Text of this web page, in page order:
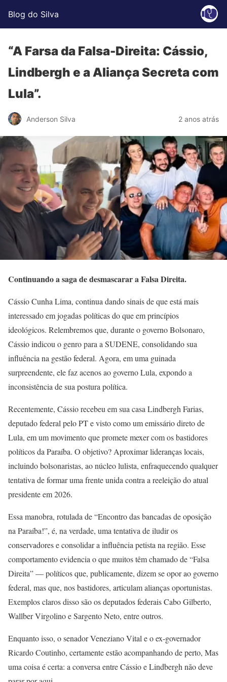
Blog do Silva
“A Farsa da Falsa-Direita: Cássio,
Lindbergh e a Aliança Secreta com
Lula”.
Anderson Silva 2 anos atrás
Continuando a saga de desmascarar a Falsa Direita.
Cássio Cunha Lima, continua dando sinais de que está mais
interessado em jogadas políticas do que em princípios
ideológicos. Relembremos que, durante o governo Bolsonaro,
Cássio indicou o genro para a SUDENE, consolidando sua
influência na gestão federal. Agora, em uma guinada
surpreendente, ele faz acenos ao governo Lula, expondo a
inconsistência de sua postura política.
Recentemente, Cássio recebeu em sua casa Lindbergh Farias,
deputado federal pelo PT e visto como um emissário direto de
Lula, em um movimento que promete mexer com os bastidores
políticos da Paraíba. O objetivo? Aproximar lideranças locais,
incluindo bolsonaristas, ao núcleo lulista, enfraquecendo qualquer
tentativa de formar uma frente unida contra a reeleição do atual
presidente em 2026.
Essa manobra, rotulada de “Encontro das bancadas de oposição
na Paraíba!”, é, na verdade, uma tentativa de iludir os
conservadores e consolidar a influência petista na região. Esse
comportamento evidencia o que muitos têm chamado de “Falsa
Direita” — políticos que, publicamente, dizem se opor ao governo
federal, mas que, nos bastidores, articulam alianças oportunistas.
Exemplos claros disso são os deputados federais Cabo Gilberto,
Wallber Virgolino e Sargento Neto, entre outros.
Enquanto isso, o senador Veneziano Vital e o ex-governador
Ricardo Coutinho, certamente estão acompanhando de perto, Mas
uma coisa é certa: a conversa entre Cássio e Lindbergh não deve